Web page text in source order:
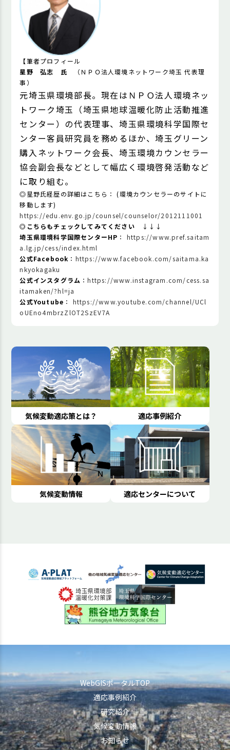
【筆者プロフィール
星野 弘志 氏 （ＮＰＯ法人環境ネットワーク埼玉 代表理
事）
元埼玉県環境部長。現在はＮＰＯ法人環境ネッ
トワーク埼玉（埼玉県地球温暖化防止活動推進
センター）の代表理事、埼玉県環境科学国際セ
ンター客員研究員を務めるほか、埼玉グリーン
購入ネットワーク会長、埼玉環境カウンセラー
協会副会長などとして幅広く環境啓発活動など
に取り組む。
◎星野氏経歴の詳細はこちら： (環境カウンセラーのサイトに
移動します)
https://edu.env.go.jp/counsel/counselor/2012111001
◎こちらもチェックしてみてください ↓↓↓
埼玉県環境科学国際センターHP ： https://www.pref.saitam
a.lg.jp/cess/index.html
公式Facebook ： https://www.facebook.com/saitama.ka
nkyokagaku
公式インスタグラム ：https://www.instagram.com/cess.sa
itamaken/?hl=ja
公式Youtube ： https://www.youtube.com/channel/UCl
oUEno4mbrzZlOT2SzEV7A
気候変動適応策とは？ 適応事例紹介
気候変動情報 適応センターについて
WebGISポータルTOP
適応事例紹介
研究紹介
気候変動情報
お知らせ